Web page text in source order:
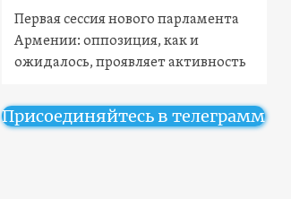
Первая сессия нового парламента
Армении: оппозиция, как и
ожидалось, проявляет активность
Присоединяйтесь в телеграмм